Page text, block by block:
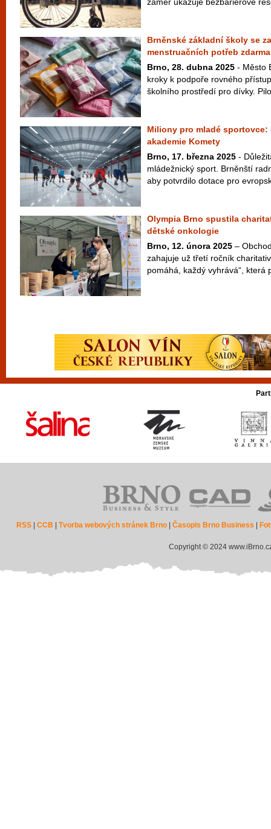
Brněnské základní školy se
menstruačních potřeb zdarma
Brno, 28. dubna 2025 - Město
kroky k podpoře rovného
školního prostředí pro dívky.
Miliony pro mladé sportovce:
akademie Komety
Brno, 17. března 2025 -
mládežnický sport. Brněnští
aby potvrdilo dotace pro
Olympia Brno spustila
dětské onkologie
Brno, 12. února 2025 –
zahajuje už třetí ročník
pomáhá, každý vyhrává“, která
RSS |CCB |Tvorba webových stránek Brno |Časopis Brno Business
Copyright © 2024